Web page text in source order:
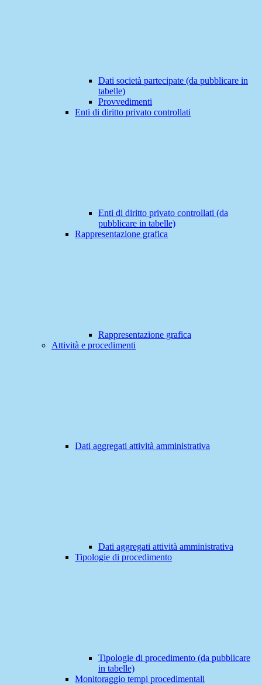
Dati società partecipate (da pubblicare in
tabelle)
Provvedimenti
Enti di diritto privato controllati
Enti di diritto privato controllati (da
pubblicare in tabelle)
Rappresentazione grafica
Rappresentazione grafica
Attività e procedimenti
Dati aggregati attività amministrativa
Dati aggregati attività amministrativa
Tipologie di procedimento
Tipologie di procedimento (da pubblicare
in tabelle)
Monitoraggio tempi procedimentali